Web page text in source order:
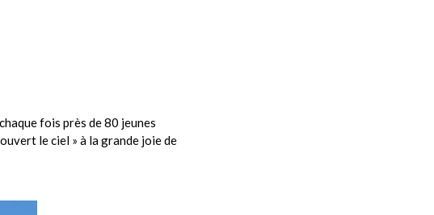
fois près de 80 jeunes
le ciel » à la grande joie de